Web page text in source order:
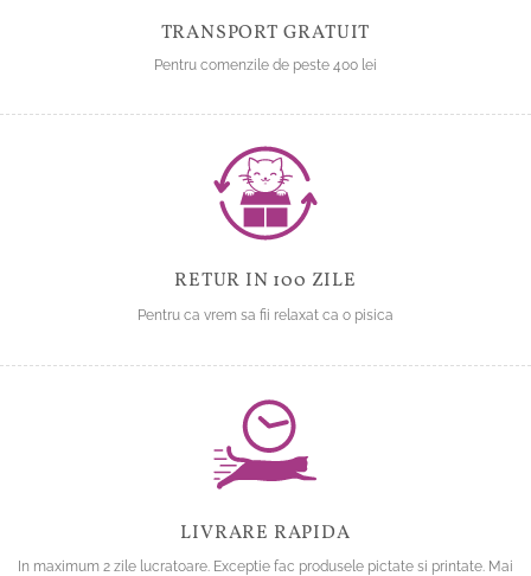
TRANSPORT GRATUIT
Pentru comenzile de peste 400 lei
RETUR IN 100 ZILE
Pentru ca vrem sa fii relaxat ca o pisica
LIVRARE RAPIDA
In maximum 2 zile lucratoare. Exceptie fac produsele pictate si printate. Mai